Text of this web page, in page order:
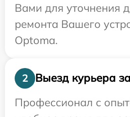
Вами для уточнения
ремонта Вашего
Optoma.
2
Выезд курьера
Профессионал с